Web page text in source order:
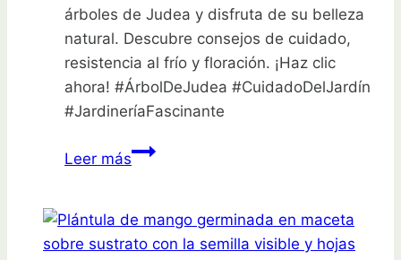
árboles de Judea y disfruta de su belleza
natural. Descubre consejos de cuidado,
resistencia al frío y floración. ¡Haz clic
ahora! #ÁrbolDeJudea #CuidadoDelJardín
#JardineríaFascinante
Leer másDescubre
para
plantar